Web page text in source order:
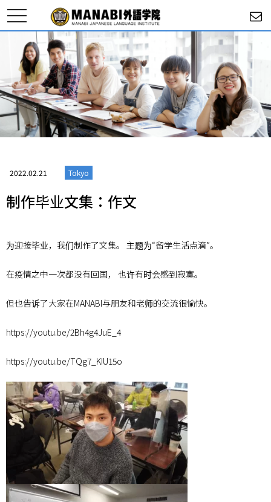
toggle
navigation
2022.02.21 Tokyo
制作毕业文集：作文
为迎接毕业，我们制作了文集。 主题为“留学生活点滴”。
在疫情之中一次都没有回国， 也许有时会感到寂寞。
但也告诉了大家在MANABI与朋友和老师的交流很愉快。
https://youtu.be/2Bh4g4JuE_4
https://youtu.be/TQg7_KIU15o